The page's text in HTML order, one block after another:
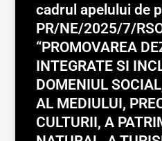
cadrul apelului de
PR/NE/2025/7/
“PROMOVAREA
INTEGRATE SI
DOMENIUL
AL MEDIULUI,
CULTURII, A